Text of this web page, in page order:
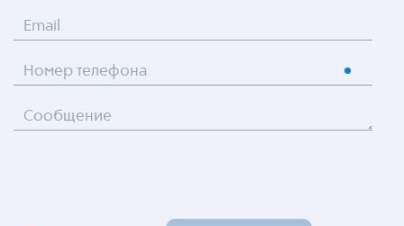
Email
Номер телефона
Сообщение